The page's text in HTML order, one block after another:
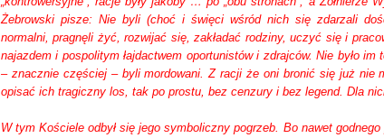
Żebrowski pisze: Nie byli (choć i święci wśród nich się zdarzali
normalni, pragnęli żyć, rozwijać się, zakładać rodziny, uczyć się i
najazdem i pospolitym łajdactwem oportunistów i zdrajców. Nie było
– znacznie częściej – byli mordowani. Z racji że oni bronić się już nie
opisać ich tragiczny los, tak po prostu, bez cenzury i bez legend. Dla
W tym Kościele odbył się jego symboliczny pogrzeb. Bo nawet godnego